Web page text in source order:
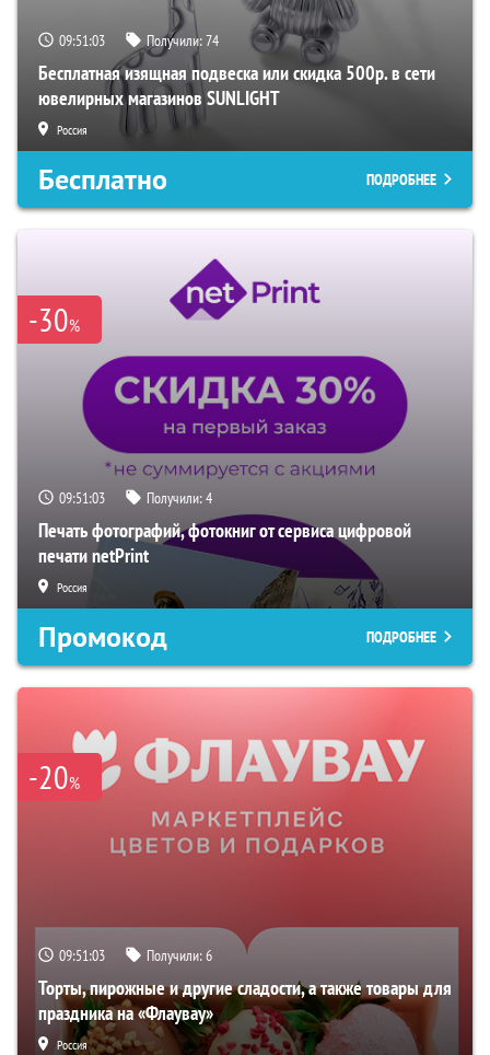
09:51:02 Получили:74
Бесплатная изящная подвеска или скидка 500р. в сети
ювелирных магазинов SUNLIGHT
Россия
Бесплатно ПОДРОБНЕЕ
-30%
09:51:02 Получили:4
Печать фотографий, фотокниг от сервиса цифровой
печати netPrint
Россия
Промокод ПОДРОБНЕЕ
-20%
09:51:02 Получили:6
Торты, пирожные и другие сладости, а также товары для
праздника на «Флаувау»
Россия